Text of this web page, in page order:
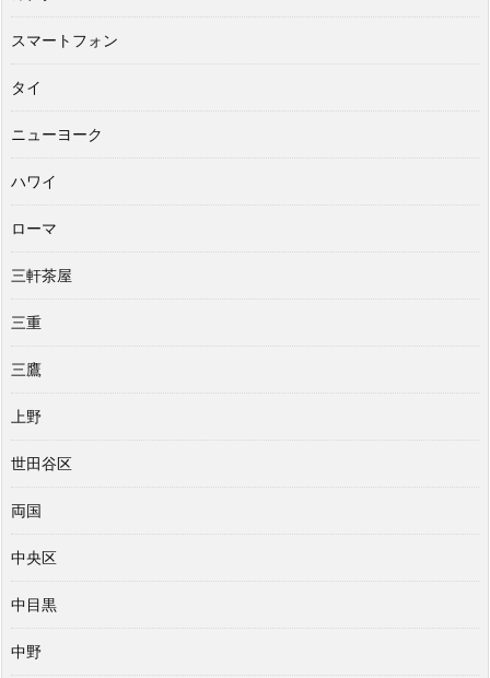
スマートフォン
タイ
ニューヨーク
ハワイ
ローマ
三軒茶屋
三重
三鷹
上野
世田谷区
両国
中央区
中目黒
中野